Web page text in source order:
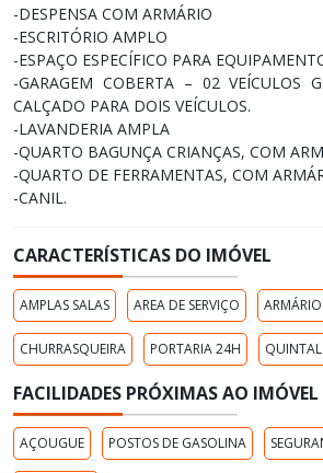
-DESPENSA COM ARMÁRIO
-ESCRITÓRIO AMPLO
-ESPAÇO ESPECÍFICO PARA
-GARAGEM COBERTA – 02 VEÍCULOS
CALÇADO PARA DOIS VEÍCULOS.
-LAVANDERIA AMPLA
-QUARTO BAGUNÇA CRIANÇAS, COM
-QUARTO DE FERRAMENTAS, COM
-CANIL.
CARACTERÍSTICAS DO IMÓVEL
AMPLAS SALAS AREA DE SERVIÇO
CHURRASQUEIRA PORTARIA 24H QUINTAL
FACILIDADES PRÓXIMAS AO IMÓVEL
AÇOUGUE POSTOS DE GASOLINA